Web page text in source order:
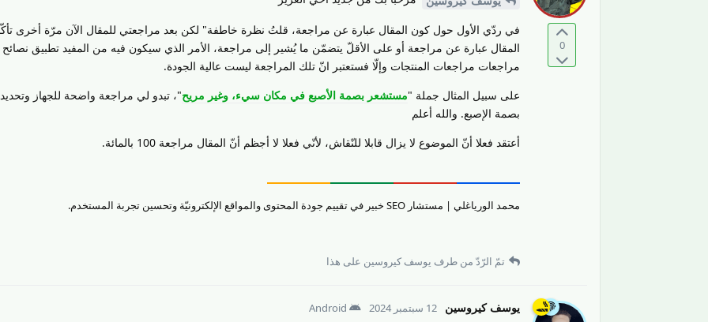
0
في ردّي الأول حول كون المقال عبارة عن مراجعة، قلتُ نظرة خاطفة" لكن بعد مراجعتي للمقال الآن مرّة أخرى
المقال عبارة عن مراجعة أو على الأقلّ يتضمّن ما يُشير إلى مراجعة، الأمر الذي سيكون فيه من المفيد تطبيق
مراجعات مراجعات المنتجات وإلّا فستعتبر انّ تلك المراجعة ليست عالية الجودة.
على سبيل المثال جملة "مستشعر بصمة الأصبع في مكان سيء، وغير مريح"، تبدو لي مراجعة واضحة للجهاز
بصمة الإصبع. والله أعلم
أعتقد فعلا أنّ الموضوع لا يزال قابلا للنّقاش، لأنّي فعلا لا أجظم أنّ المقال مراجعة 100 بالمائة.
محمد الورياغلي | مستشار SEO خبير في تقييم جودة المحتوى والمواقع الإلكترونيّة وتحسين تجربة المستخدم.
تمّ الرّدّ من طرف يوسف كيروسين على هذا
يوسف كيروسين 12 سبتمبر 2024 Android